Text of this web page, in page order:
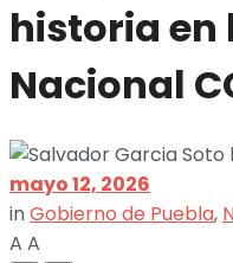
historia en
Nacional
mayo 12, 2026
inGobierno de Puebla,
A A